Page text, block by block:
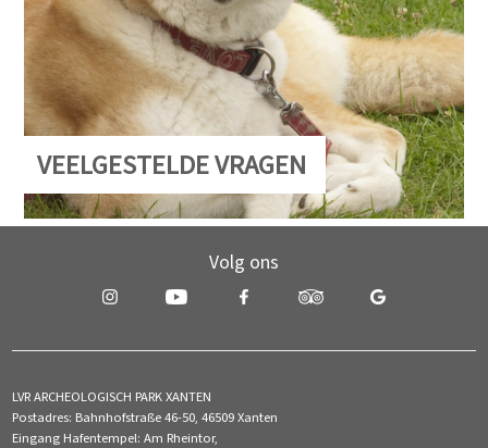
VEELGESTELDE VRAGEN
Volg ons
LVR ARCHEOLOGISCH PARK XANTEN
Postadres: Bahnhofstraße 46-50, 46509 Xanten
Eingang Hafentempel: Am Rheintor,